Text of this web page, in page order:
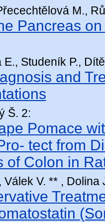
M.,
Pancreas
Studeník P.,
and
Š. 2:
Pomace
tect from
of Colon in
V. ** , Dolina